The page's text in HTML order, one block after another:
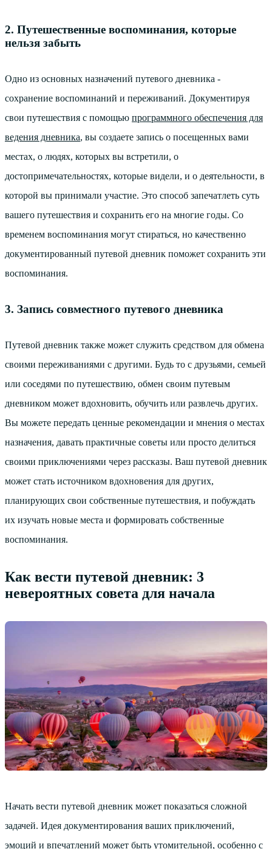
2. Путешественные воспоминания, которые
нельзя забыть
Одно из основных назначений путевого дневника -
сохранение воспоминаний и переживаний. Документируя
свои путешествия с помощью программного обеспечения для
ведения дневника, вы создаете запись о посещенных вами
местах, о людях, которых вы встретили, о
достопримечательностях, которые видели, и о деятельности, в
которой вы принимали участие. Это способ запечатлеть суть
вашего путешествия и сохранить его на многие годы. Со
временем воспоминания могут стираться, но качественно
документированный путевой дневник поможет сохранить эти
воспоминания.
3. Запись совместного путевого дневника
Путевой дневник также может служить средством для обмена
своими переживаниями с другими. Будь то с друзьями, семьей
или соседями по путешествию, обмен своим путевым
дневником может вдохновить, обучить или развлечь других.
Вы можете передать ценные рекомендации и мнения о местах
назначения, давать практичные советы или просто делиться
своими приключениями через рассказы. Ваш путевой дневник
может стать источником вдохновения для других,
планирующих свои собственные путешествия, и побуждать
их изучать новые места и формировать собственные
воспоминания.
Как вести путевой дневник: 3
невероятных совета для начала
Начать вести путевой дневник может показаться сложной
задачей. Идея документирования ваших приключений,
эмоций и впечатлений может быть утомительной, особенно с